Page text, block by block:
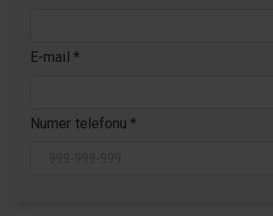
E-mail *
Numer telefonu*